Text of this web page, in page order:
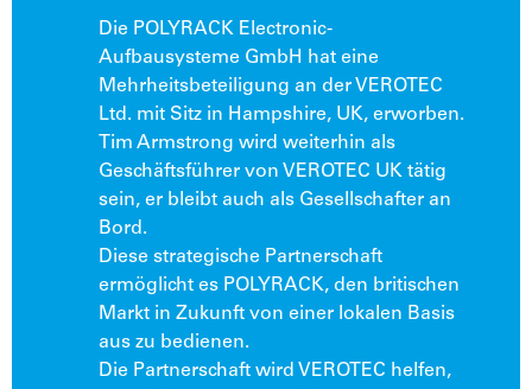
Die POLYRACK Electronic-
Aufbausysteme GmbH hat eine
Mehrheitsbeteiligung an der VEROTEC
Ltd. mit Sitz in Hampshire, UK, erworben.
Tim Armstrong wird weiterhin als
Geschäftsführer von VEROTEC UK tätig
sein, er bleibt auch als Gesellschafter an
Bord.
Diese strategische Partnerschaft
ermöglicht es POLYRACK, den britischen
Markt in Zukunft von einer lokalen Basis
aus zu bedienen.
Die Partnerschaft wird VEROTEC helfen,